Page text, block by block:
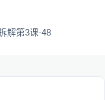
解第3课·48